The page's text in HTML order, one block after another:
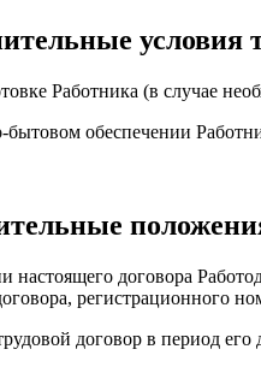
условия
Работника (в случае
обеспечении
настоящего договора
регистрационного
договор в период